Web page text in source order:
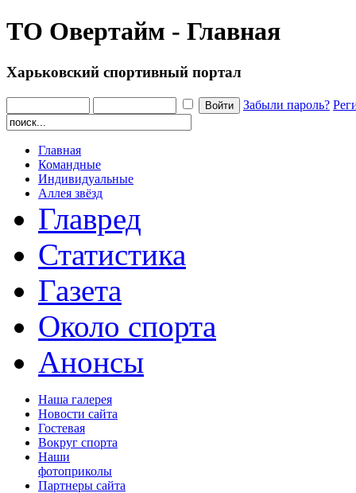
ТО Овертайм - Главная
Харьковский спортивный портал
Забыли пароль?
Главная
Командные
Индивидуальные
Аллея звёзд
Главред
Статистика
Газета
Около спорта
Анонсы
Наша галерея
Новости сайта
Гостевая
Вокруг спорта
Наши
фотоприколы
Партнеры сайта